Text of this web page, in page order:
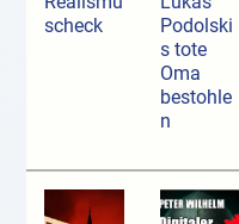
scheck
Podolski
s tote
Oma
bestohle
n